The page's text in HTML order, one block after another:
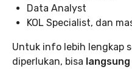
Data Analyst
KOL Specialist, dan
Untuk info lebih lengkap
diperlukan, bisa langsung